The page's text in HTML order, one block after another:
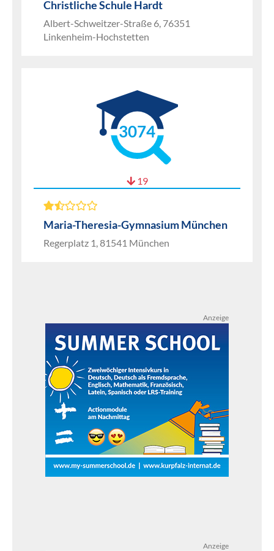
Christliche Schule Hardt
Albert-Schweitzer-Straße 6, 76351
Linkenheim-Hochstetten
3074
19
Maria-Theresia-Gymnasium München
Regerplatz 1, 81541 München
Anzeige
Anzeige